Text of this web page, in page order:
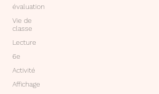
évaluation
Vie de
classe
Lecture
6e
Activité
Affichage